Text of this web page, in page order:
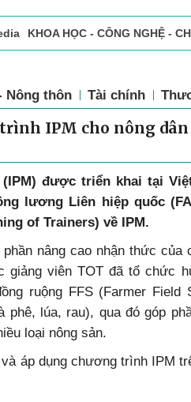
KHOA HỌC - CÔNG NGHỆ -
Nông thôn Tài chính
IPM cho nông dân
được triển khai tại
lương Liên hiệp quốc
of Trainers) về IPM.
nâng cao nhận thức của
giảng viên TOT đã tổ chức
ruộng FFS (Farmer Field
phê, lúa, rau), qua đó góp
loại nông sản.
áp dụng chương trình IPM